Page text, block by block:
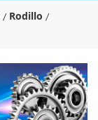
Rodillo